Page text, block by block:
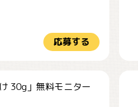
応募する
30g」無料モニター